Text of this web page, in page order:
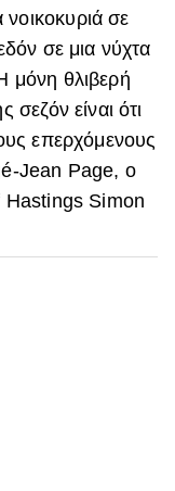
σε
σε μια νύχτα
μόνη θλιβερή
είναι ότι
επερχόμενους
Jean Page, ο
Hastings Simon